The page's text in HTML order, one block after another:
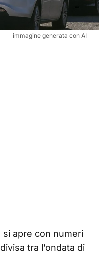
immagine generata con AI
si apre con numeri
tra l’ondata di